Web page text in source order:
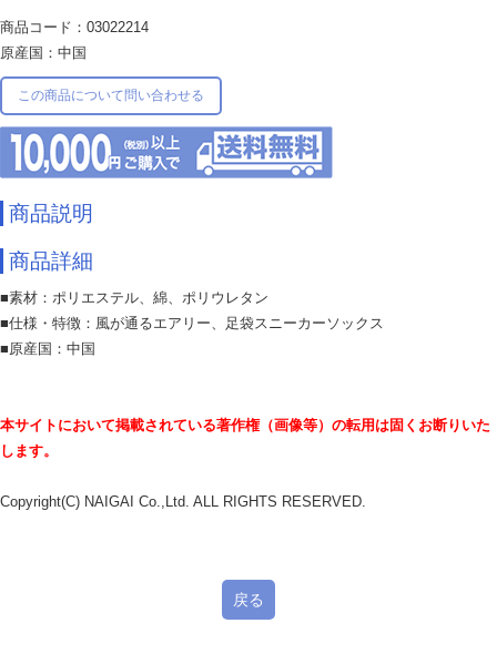
商品コード：03022214
原産国：中国
この商品について問い合わせる
商品説明
商品詳細
■素材：ポリエステル、綿、ポリウレタン
■仕様・特徴：風が通るエアリー、足袋スニーカーソックス
■原産国：中国
本サイトにおいて掲載されている著作権（画像等）の転用は固くお断りいた
します。
Copyright(C) NAIGAI Co.,Ltd. ALL RIGHTS RESERVED.
戻る